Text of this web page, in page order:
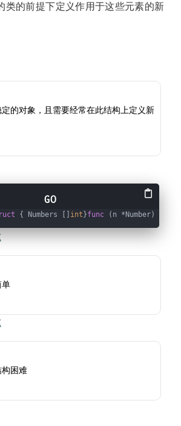
类的前提下定义作用于这些元素的新
的对象，且需要经常在此结构上定义新
{ Numbers [] int }func (n *Number)
单
困难